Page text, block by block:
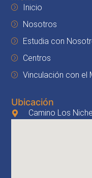
Inicio
Nosotros
Estudia con
Centros
Vinculación con el
Ubicación
Camino Los